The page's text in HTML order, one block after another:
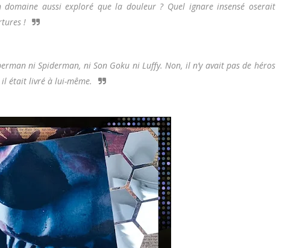
domaine aussi exploré que la douleur ? Quel ignare insensé oserait
!
ni Spiderman, ni Son Goku ni Luffy. Non, il n’y avait pas de héros
était livré à lui-même.